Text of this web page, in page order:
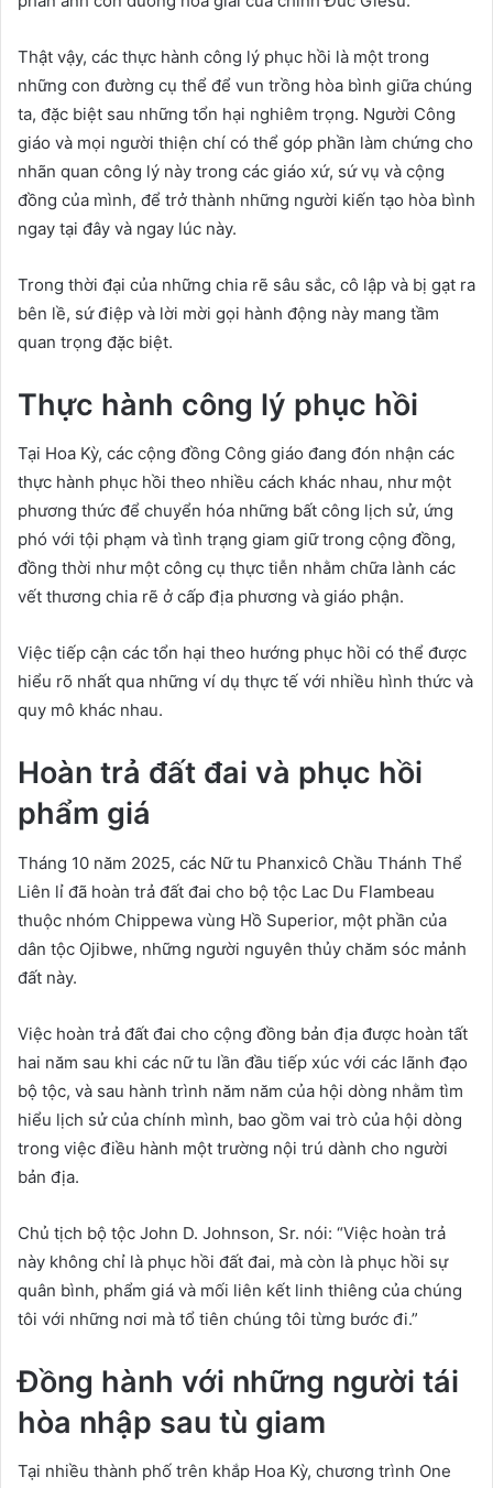
Thật vậy, các thực hành công lý phục hồi là một trong
những con đường cụ thể để vun trồng hòa bình giữa chúng
ta, đặc biệt sau những tổn hại nghiêm trọng. Người Công
giáo và mọi người thiện chí có thể góp phần làm chứng cho
nhãn quan công lý này trong các giáo xứ, sứ vụ và cộng
đồng của mình, để trở thành những người kiến tạo hòa bình
ngay tại đây và ngay lúc này.
Trong thời đại của những chia rẽ sâu sắc, cô lập và bị gạt ra
bên lề, sứ điệp và lời mời gọi hành động này mang tầm
quan trọng đặc biệt.
Thực hành công lý phục hồi
Tại Hoa Kỳ, các cộng đồng Công giáo đang đón nhận các
thực hành phục hồi theo nhiều cách khác nhau, như một
phương thức để chuyển hóa những bất công lịch sử, ứng
phó với tội phạm và tình trạng giam giữ trong cộng đồng,
đồng thời như một công cụ thực tiễn nhằm chữa lành các
vết thương chia rẽ ở cấp địa phương và giáo phận.
Việc tiếp cận các tổn hại theo hướng phục hồi có thể được
hiểu rõ nhất qua những ví dụ thực tế với nhiều hình thức và
quy mô khác nhau.
Hoàn trả đất đai và phục hồi
phẩm giá
Tháng 10 năm 2025, các Nữ tu Phanxicô Chầu Thánh Thể
Liên lỉ đã hoàn trả đất đai cho bộ tộc Lac Du Flambeau
thuộc nhóm Chippewa vùng Hồ Superior, một phần của
dân tộc Ojibwe, những người nguyên thủy chăm sóc mảnh
đất này.
Việc hoàn trả đất đai cho cộng đồng bản địa được hoàn tất
hai năm sau khi các nữ tu lần đầu tiếp xúc với các lãnh đạo
bộ tộc, và sau hành trình năm năm của hội dòng nhằm tìm
hiểu lịch sử của chính mình, bao gồm vai trò của hội dòng
trong việc điều hành một trường nội trú dành cho người
bản địa.
Chủ tịch bộ tộc John D. Johnson, Sr. nói: “Việc hoàn trả
này không chỉ là phục hồi đất đai, mà còn là phục hồi sự
quân bình, phẩm giá và mối liên kết linh thiêng của chúng
tôi với những nơi mà tổ tiên chúng tôi từng bước đi.”
Đồng hành với những người tái
hòa nhập sau tù giam
Tại nhiều thành phố trên khắp Hoa Kỳ, chương trình One